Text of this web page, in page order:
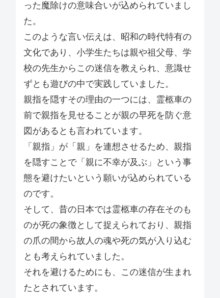
った魔除けの意味合いが込められていまし
た。
このような言い伝えは、昭和の時代特有の
文化であり、小学生たちは親や祖父母、学
校の先生からこの迷信を教えられ、意識せ
ずとも遊びの中で実践していました。
親指を隠すその理由の一つには、霊柩車の
前で親指を見せることが親の早死を防ぐ意
図があるとも言われています。
「親指」が「親」を連想させるため、親指
を隠すことで「親に不幸が及ぶ」という事
態を避けたいという願いが込められている
のです。
そして、昔の日本では霊柩車の存在そのも
のが死の象徴として捉えられており、親指
の爪の間から故人の魂や死の気が入り込む
とも考えられていました。
それを避けるためにも、この迷信が生まれ
たとされています。